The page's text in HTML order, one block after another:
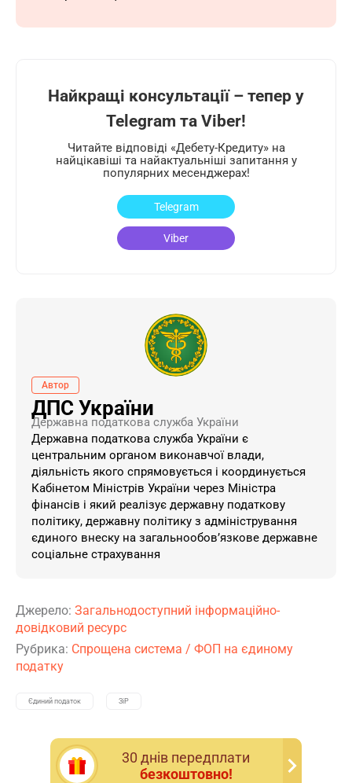
Найкращі консультації – тепер у
Telegram та Viber!
Читайте відповіді «Дебету-Кредиту» на
найцікавіші та найактуальніші запитання у
популярних месенджерах!
Telegram
Viber
Автор
ДПС України
Державна податкова служба України
Державна податкова служба України є
центральним органом виконавчої влади,
діяльність якого спрямовується і координується
Кабінетом Міністрів України через Міністра
фінансів і який реалізує державну податкову
політику, державну політику з адміністрування
єдиного внеску на загальнообов’язкове державне
соціальне страхування
Джерело: Загальнодоступний інформаційно-
довідковий ресурс
Рубрика: Спрощена система / ФОП на єдиному
податку
Єдиний податок ЗіР
30 днiв передплати
безкоштовно!